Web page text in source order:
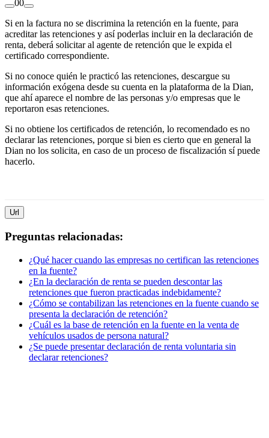
00
Si en la factura no se discrimina la retención en la fuente, para
acreditar las retenciones y así poderlas incluir en la declaración de
renta, deberá solicitar al agente de retención que le expida el
certificado correspondiente.
Si no conoce quién le practicó las retenciones, descargue su
información exógena desde su cuenta en la plataforma de la Dian,
que ahí aparece el nombre de las personas y/o empresas que le
reportaron esas retenciones.
Si no obtiene los certificados de retención, lo recomendado es no
declarar las retenciones, porque si bien es cierto que en general la
Dian no los solicita, en caso de un proceso de fiscalización sí puede
hacerlo.
Url
Preguntas relacionadas:
¿Qué hacer cuando las empresas no certifican las retenciones
en la fuente?
¿En la declaración de renta se pueden descontar las
retenciones que fueron practicadas indebidamente?
¿Cómo se contabilizan las retenciones en la fuente cuando se
presenta la declaración de retención?
¿Cuál es la base de retención en la fuente en la venta de
vehículos usados de persona natural?
¿Se puede presentar declaración de renta voluntaria sin
declarar retenciones?